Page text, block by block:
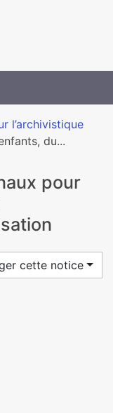
l’archivistique
du...
pour
cette notice